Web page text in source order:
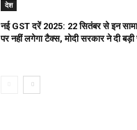
देश
नई GST दरें 2025: 22 सितंबर से इन
पर नहीं लगेगा टैक्स, मोदी सरकार ने दी बड़ी